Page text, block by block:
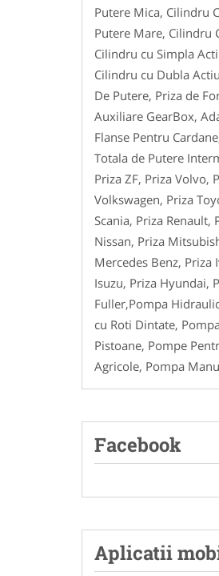
Putere Mica, Cilindru
Putere Mare, Cilindru
Cilindru cu Simpla
Cilindru cu Dubla
De Putere, Priza de
Auxiliare GearBox,
Flanse Pentru
Totala de Putere
Priza ZF, Priza Volvo,
Volkswagen, Priza
Scania, Priza Renault,
Nissan, Priza
Mercedes Benz, Priza
Isuzu, Priza Hyundai,
Fuller,Pompa
cu Roti Dintate,
Pistoane, Pompe
Agricole, Pompa
Facebook
Aplicatii